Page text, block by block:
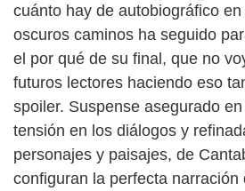
cuánto hay de autobiográfico
oscuros caminos ha seguido
el por qué de su final, que no
futuros lectores haciendo eso
spoiler. Suspense asegurado
tensión en los diálogos y
personajes y paisajes, de
configuran la perfecta narración